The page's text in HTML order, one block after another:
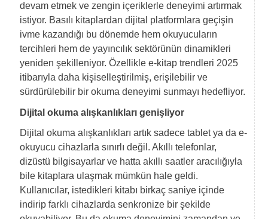
devam etmek ve zengin içeriklerle deneyimi artırmak
istiyor. Basılı kitaplardan dijital platformlara geçişin
ivme kazandığı bu dönemde hem okuyucuların
tercihleri hem de yayıncılık sektörünün dinamikleri
yeniden şekilleniyor. Özellikle e-kitap trendleri 2025
itibarıyla daha kişiselleştirilmiş, erişilebilir ve
sürdürülebilir bir okuma deneyimi sunmayı hedefliyor.
Dijital okuma alışkanlıkları genişliyor
Dijital okuma alışkanlıkları artık sadece tablet ya da e-
okuyucu cihazlarla sınırlı değil. Akıllı telefonlar,
dizüstü bilgisayarlar ve hatta akıllı saatler aracılığıyla
bile kitaplara ulaşmak mümkün hale geldi.
Kullanıcılar, istedikleri kitabı birkaç saniye içinde
indirip farklı cihazlarda senkronize bir şekilde